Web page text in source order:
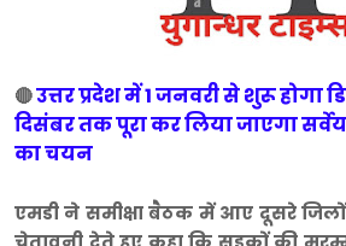
🔴उत्तर प्रदेश में 1 जनवरी से शुरू होगा
दिसंबर तक पूरा कर लिया जाएगा
का चयन
एमडी ने समीक्षा बैठक में आए दूसरे